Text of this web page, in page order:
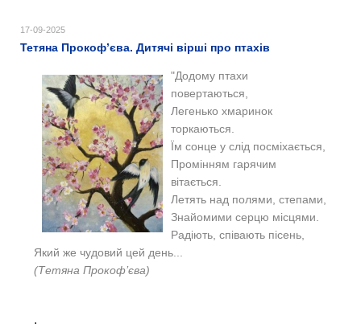
17-09-2025
Тетяна Прокоф’єва. Дитячі вірші про птахів
"Додому птахи
повертаються,
Легенько хмаринок
торкаються.
Їм сонце у слід посміхається,
Промінням гарячим
вітається.
Летять над полями, степами,
Знайомими серцю місцями.
Радіють, співають пісень,
Який же чудовий цей день...
(Тетяна Прокоф’єва)
.